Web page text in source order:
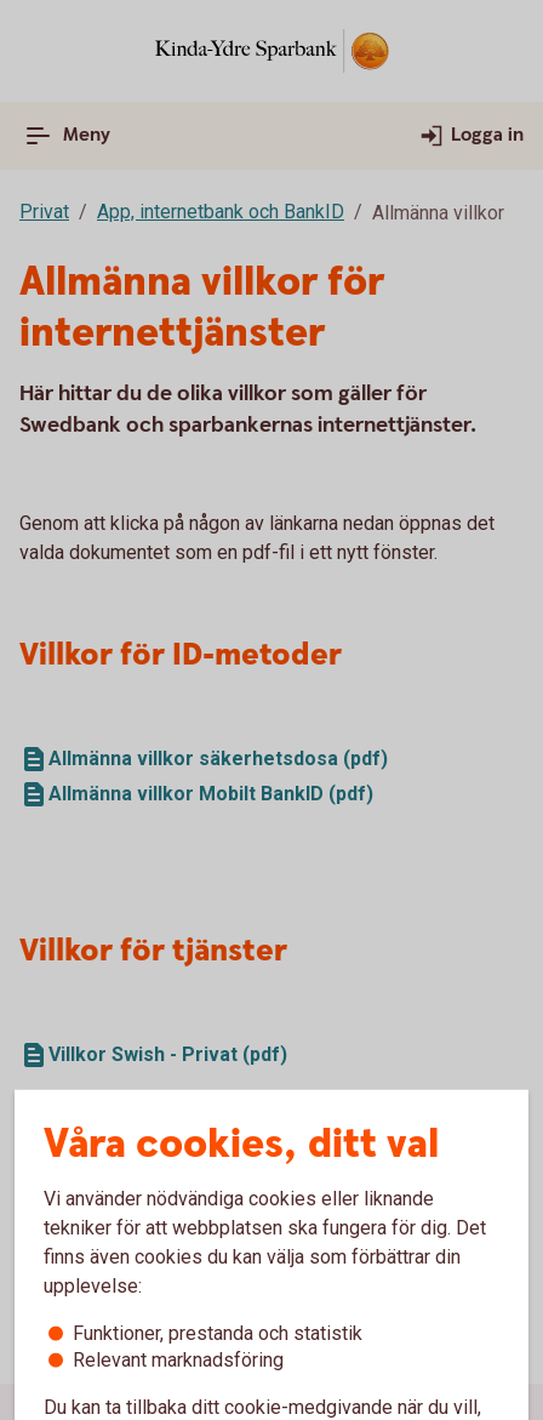
Meny Logga in
Privat App, internetbank och BankID Allmänna villkor
Allmänna villkor för
internettjänster
Här hittar du de olika villkor som gäller för
Swedbank och sparbankernas internettjänster.
Genom att klicka på någon av länkarna nedan öppnas det
valda dokumentet som en pdf-fil i ett nytt fönster.
Villkor för ID-metoder
Allmänna villkor säkerhetsdosa (pdf)
Allmänna villkor Mobilt BankID (pdf)
Villkor för tjänster
Villkor Swish - Privat (pdf)
(pdf)
Särskilda villkor internetbanken för företag (pdf)
Våra cookies, ditt val
Vi använder nödvändiga cookies eller liknande
tekniker för att webbplatsen ska fungera för dig. Det
finns även cookies du kan välja som förbättrar din
upplevelse:
Funktioner, prestanda och statistik
Relevant marknadsföring
Du kan ta tillbaka ditt cookie-medgivande när du vill,